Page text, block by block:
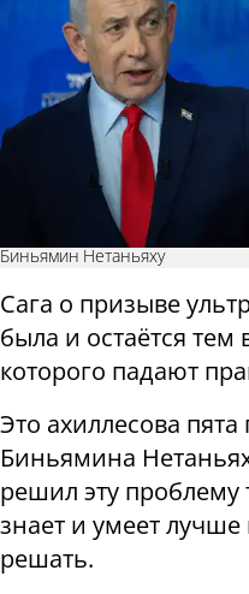
Биньямин Нетаньяху
Сага о призыве
была и остаётся тем
которого падают
Это ахиллесова пята
Биньямина
решил эту
знает и умеет
решать.